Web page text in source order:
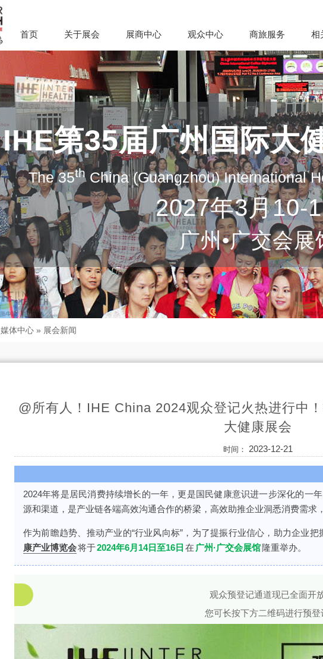
首页 关于展会 展商中心 观众中心 商旅服务 相
IHE第35届广州国际大
The 35thChina (Guangzhou) International
2027年3月10-
广州•广交会展
媒体中心 » 展会新闻
@所有人！IHE China 2024观众登记火热进行中
大健康展会
时间： 2023-12-21
2024年将是居民消费持续增长的一年，更是国民健康意识进一步深化的一
源和渠道，是产业链各端高效沟通合作的桥梁，高效助推企业洞悉消费需求
作为前瞻趋势、推动产业的“行业风向标”，为了提振行业信心，助力企业把
康产业博览会将于2024年6月14日至16日 在 广州·广交会展馆 隆重举办。
观众预登记通道现已全面开
您可长按下方二维码进行预登